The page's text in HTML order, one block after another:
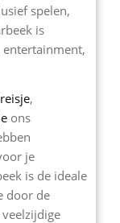
spelen,
is
,
ons
je
is de ideale
door de